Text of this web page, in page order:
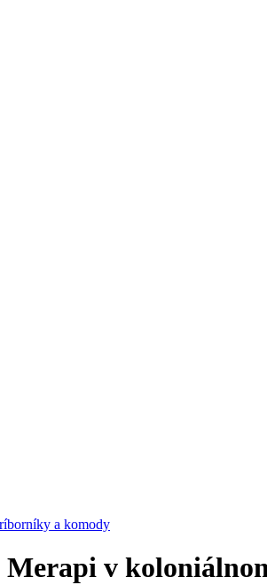
a komody
v